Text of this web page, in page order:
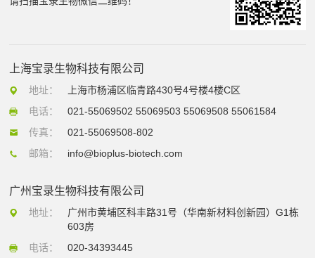
上海宝录生物科技有限公司
地址：
上海市杨浦区临青路430号4号楼4楼C区
电话：
021-55069502 55069503 55069508 55061584
传真：
021-55069508-802
邮箱：
info@bioplus-biotech.com
广州宝录生物科技有限公司
地址：
广州市黄埔区科丰路31号（华南新材料创新园）G1栋
603房
电话：
020-34393445